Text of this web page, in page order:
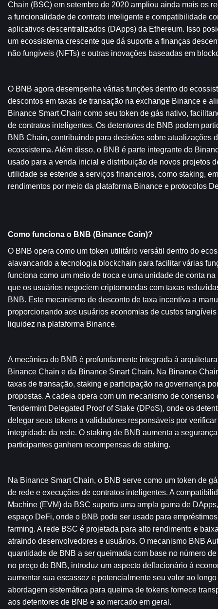
Chain (BSC) em setembro de 2020 ampliou ainda mais os
a funcionalidade de contrato inteligente e compatibilidade
aplicativos descentralizados (DApps) da Ethereum. Isso
um ecossistema crescente que dá suporte a finanças
não fungíveis (NFTs) e outras inovações baseadas em
O BNB agora desempenha várias funções dentro do
descontos em taxas de transação na exchange Binance e
Binance Smart Chain como seu token de gás nativo,
de contratos inteligentes. Os detentores de BNB podem
BNB Chain, contribuindo para decisões sobre atualizações
ecossistema. Além disso, o BNB é parte integrante do
usado para a venda inicial e distribuição de novos projetos
utilidade se estende a serviços financeiros, como staking,
rendimentos por meio da plataforma Binance e protocolos
Como funciona o BNB (Binance Coin)?
O BNB opera como um token utilitário versátil dentro do
alavancando a tecnologia blockchain para facilitar várias
funciona como um meio de troca e uma unidade de conta
que os usuários negociem criptomoedas com taxas
BNB. Este mecanismo de desconto de taxa incentiva a
proporcionando aos usuários economias de custos
liquidez na plataforma Binance.
A mecânica do BNB é profundamente integrada à
Binance Chain e da Binance Smart Chain. Na Binance
taxas de transação, staking e participação na governança
propostas. A cadeia opera com um mecanismo de consenso
Tendermint Delegated Proof of Stake (DPoS), onde os
delegar seus tokens a validadores responsáveis ​​por
integridade da rede. O staking de BNB aumenta a
participantes ganhem recompensas de staking.
Na Binance Smart Chain, o BNB serve como um token de
de rede e execuções de contratos inteligentes. A
Machine (EVM) da BSC suporta uma ampla gama de
espaço DeFi, onde o BNB pode ser usado para
farming. A rede BSC é projetada para alto rendimento e
atraindo desenvolvedores e usuários. O mecanismo BNB
quantidade de BNB a ser queimada com base no número
no preço do BNB, introduz um aspecto deflacionário à
aumentar sua escassez e potencialmente seu valor ao
abordagem sistemática para queima de tokens fornece
aos detentores de BNB e ao mercado em geral.